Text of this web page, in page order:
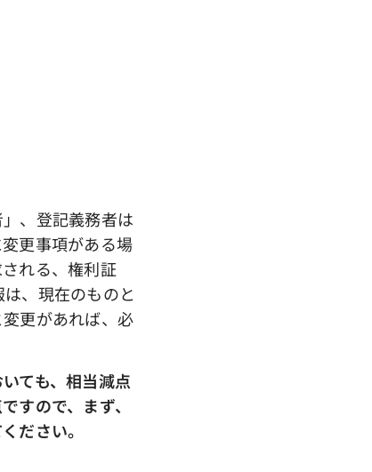
、登記義務者は
更事項がある場
れる、権利証
、現在のものと
更があれば、必
ても、相当減点
すので、まず、
ださい。